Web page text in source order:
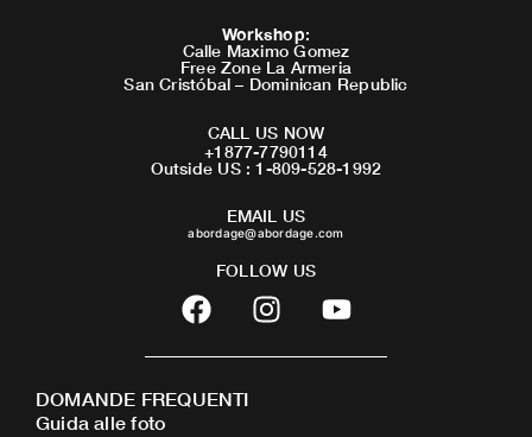
Workshop:
Calle Maximo Gomez
Free Zone La Armeria
San Cristóbal – Dominican Republic
CALL US NOW
+1877-7790114
Outside US : 1-809-528-1992
EMAIL US
abordage@abordage.com
FOLLOW US
F
a
c
b
I
n
s
Y
o
u
DOMANDE FREQUENTI
Guida alle foto